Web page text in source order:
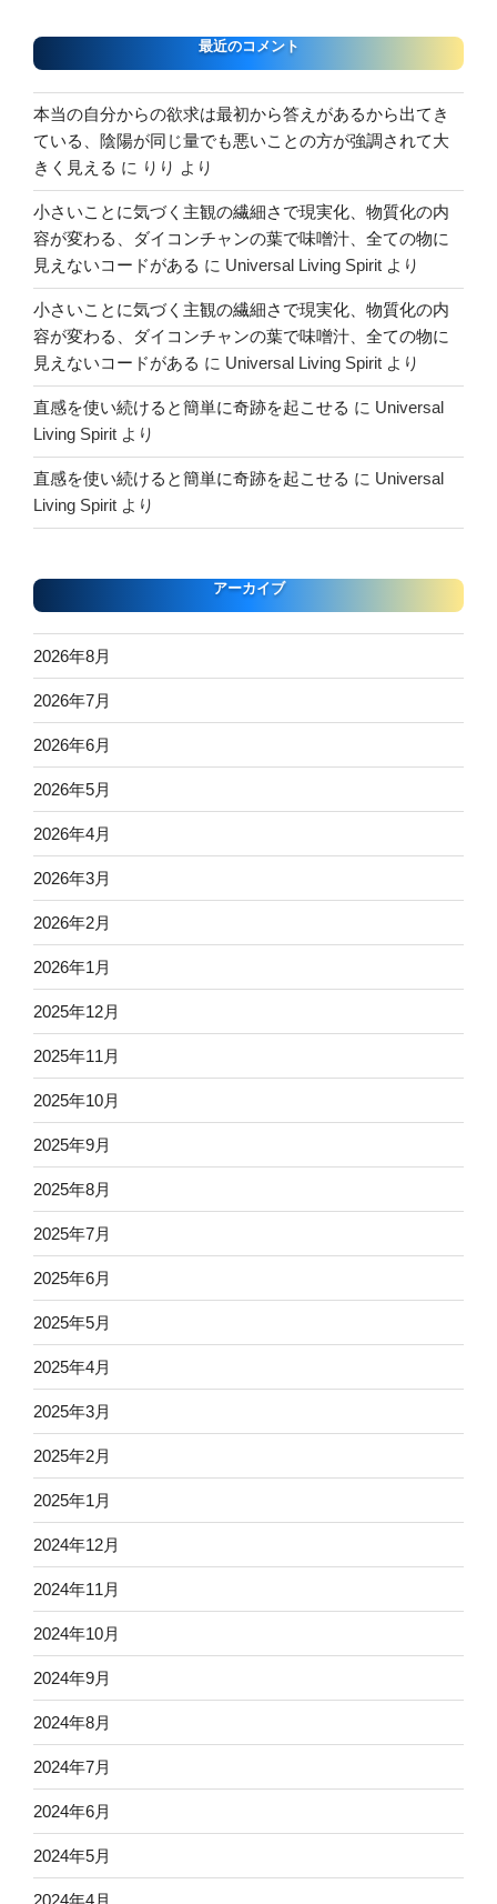
最近のコメント
本当の自分からの欲求は最初から答えがあるから出てき
ている、陰陽が同じ量でも悪いことの方が強調されて大
きく見える に りり より
小さいことに気づく主観の繊細さで現実化、物質化の内
容が変わる、ダイコンチャンの葉で味噌汁、全ての物に
見えないコードがある に Universal Living Spirit より
小さいことに気づく主観の繊細さで現実化、物質化の内
容が変わる、ダイコンチャンの葉で味噌汁、全ての物に
見えないコードがある に Universal Living Spirit より
直感を使い続けると簡単に奇跡を起こせる に Universal
Living Spirit より
直感を使い続けると簡単に奇跡を起こせる に Universal
Living Spirit より
アーカイブ
2026年8月
2026年7月
2026年6月
2026年5月
2026年4月
2026年3月
2026年2月
2026年1月
2025年12月
2025年11月
2025年10月
2025年9月
2025年8月
2025年7月
2025年6月
2025年5月
2025年4月
2025年3月
2025年2月
2025年1月
2024年12月
2024年11月
2024年10月
2024年9月
2024年8月
2024年7月
2024年6月
2024年5月
2024年4月